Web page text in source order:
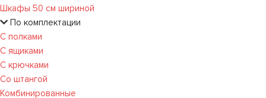
Шкафы 50 см шириной
По комплектации
С полками
С ящиками
С крючками
Со штангой
Комбинированные